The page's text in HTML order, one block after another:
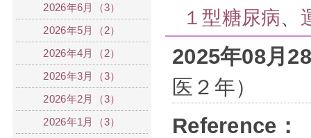
１型糖尿病、
2025年08月
医２年）
Reference：
2026年6月（3）
2026年5月（2）
2026年4月（2）
2026年3月（3）
2026年2月（3）
2026年1月（3）